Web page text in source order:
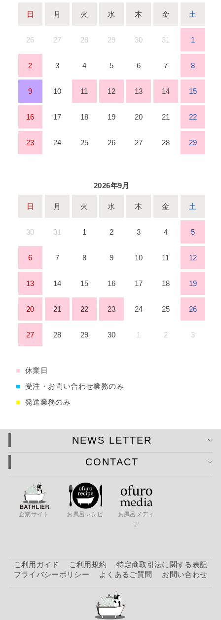
日 月 火 水 木 金 土
26 27 28 29 30 31 1
2 3 4 5 6 7 8
9 10 11 12 13 14 15
16 17 18 19 20 21 22
23 24 25 26 27 28 29
2026年9月
日 月 火 水 木 金 土
30 31 1 2 3 4 5
6 7 8 9 10 11 12
13 14 15 16 17 18 19
20 21 22 23 24 25 26
27 28 29 30 1 2 3
■
休業日
■
受注・お問い合わせ業務のみ
■ 発送業務のみ
NEWS LETTER
CONTACT
企業サイト お風呂レシピ
お風呂メディ
ア
ご利用ガイド ご利用規約
特定商取引法に関する表記
プライバシーポリシー
よくあるご質問 お問い合わせ